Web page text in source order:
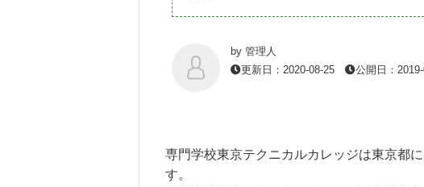
by 管理人
更新日：2020-08-25
公開日：
専門学校東京テクニカルカレッジは東京都
す。